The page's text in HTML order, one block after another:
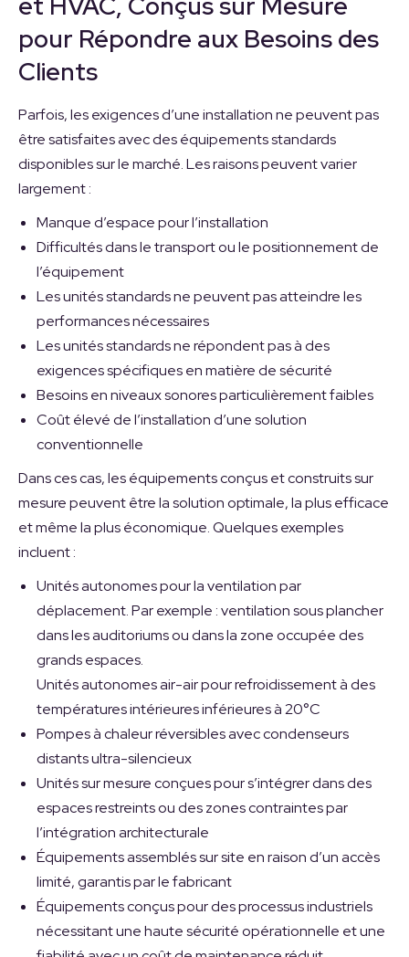
pour Répondre aux Besoins des
Clients
Parfois, les exigences d’une installation ne peuvent pas
être satisfaites avec des équipements standards
disponibles sur le marché. Les raisons peuvent varier
largement :
Manque d’espace pour l’installation
Difficultés dans le transport ou le positionnement de
l’équipement
Les unités standards ne peuvent pas atteindre les
performances nécessaires
Les unités standards ne répondent pas à des
exigences spécifiques en matière de sécurité
Besoins en niveaux sonores particulièrement faibles
Coût élevé de l’installation d’une solution
conventionnelle
Dans ces cas, les équipements conçus et construits sur
mesure peuvent être la solution optimale, la plus efficace
et même la plus économique. Quelques exemples
incluent :
Unités autonomes pour la ventilation par
déplacement. Par exemple : ventilation sous plancher
dans les auditoriums ou dans la zone occupée des
grands espaces.
Unités autonomes air-air pour refroidissement à des
températures intérieures inférieures à 20°C
Pompes à chaleur réversibles avec condenseurs
distants ultra-silencieux
Unités sur mesure conçues pour s’intégrer dans des
espaces restreints ou des zones contraintes par
l’intégration architecturale
Équipements assemblés sur site en raison d’un accès
limité, garantis par le fabricant
Équipements conçus pour des processus industriels
nécessitant une haute sécurité opérationnelle et une